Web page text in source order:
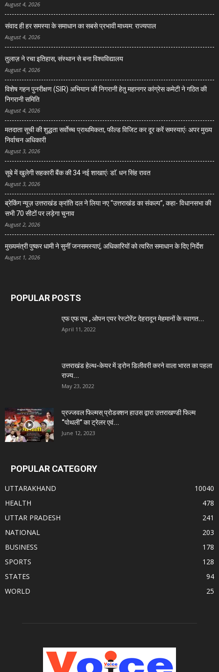
August 4, 2026
संवाद ही हर समस्या के समाधान का सबसे प्रभावी माध्यम: राज्यपाल
August 4, 2026
तुलाज़ ने रचा इतिहास, संस्थान से बना विश्वविद्यालय
August 4, 2026
विशेष गहन पुनरीक्षण (SIR) अभियान की निगरानी हेतु महानगर कांग्रेस कमेटी ने गठित की
निगरानी समिति
August 4, 2026
मतदाता सूची की शुद्धता सर्वाेच्च प्राथमिकता, फील्ड विजिट कर दूर करें समस्याएंः अपर मुख्य
निर्वाचन अधिकारी
August 3, 2026
सूबे में खुलेगी सहकारी बैंक की 34 नई शाखाएंः डाॅ. धन सिंह रावत
August 3, 2026
ब्रेकिंग न्यूज़ उत्तराखंड क्रांति दल ने लिया नए “उत्तराखंड का संकल्प”, कहा- विधानसभा की
सभी 70 सीटों पर लड़ेगा चुनाव
August 2, 2026
मुख्यमंत्री पुष्कर धामी ने सुनीं जनसमस्याएं, अधिकारियों को त्वरित समाधान के दिए निर्देश
August 1, 2026
POPULAR POSTS
एफ एफ एच , ओपन एयर रेस्टोरेंट देहरादून मेहमानों के स्वागत...
April 11, 2022
उत्तराखंड हेल्थ-केयर में ड्रोन डिलीवरी करने वाला भारत का पहला
राज्य...
May 23, 2022
प्रज्जवल फिल्मस् प्रोडक्शन हाउस द्वारा उत्तराखण्डी फिल्म
“पोथली” का ट्रेलर एवं...
June 12, 2023
POPULAR CATEGORY
UTTARAKHAND
10040
HEALTH
478
UTTAR PRADESH
241
NATIONAL
203
BUSINESS
178
SPORTS
128
STATES
94
WORLD
25